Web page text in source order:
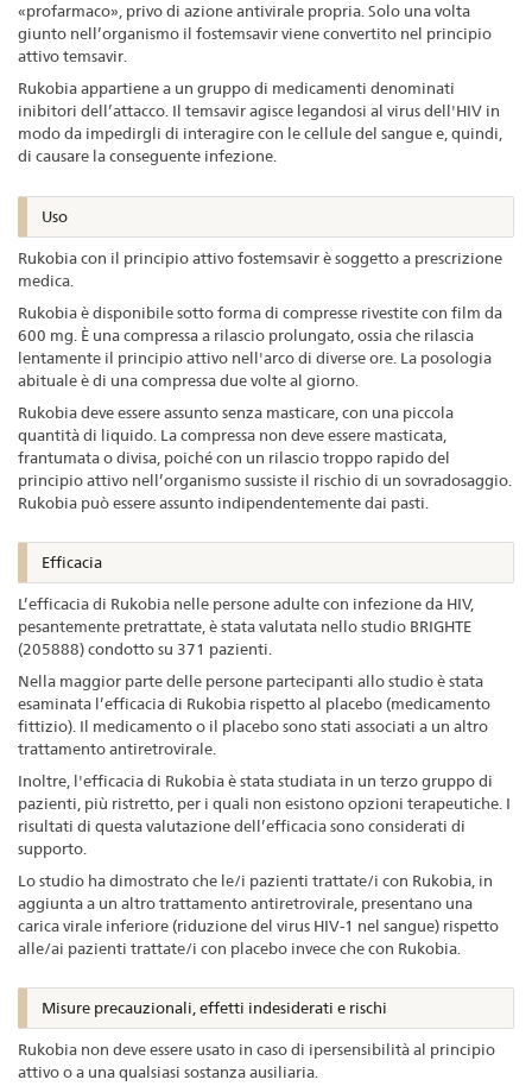
«profarmaco», privo di azione antivirale propria. Solo una volta
giunto nell’organismo il fostemsavir viene convertito nel principio
attivo temsavir.
Rukobia appartiene a un gruppo di medicamenti denominati
inibitori dell’attacco. Il temsavir agisce legandosi al virus dell'HIV in
modo da impedirgli di interagire con le cellule del sangue e, quindi,
di causare la conseguente infezione.
Uso
Rukobia con il principio attivo fostemsavir è soggetto a prescrizione
medica.
Rukobia è disponibile sotto forma di compresse rivestite con film da
600 mg. È una compressa a rilascio prolungato, ossia che rilascia
lentamente il principio attivo nell'arco di diverse ore. La posologia
abituale è di una compressa due volte al giorno.
Rukobia deve essere assunto senza masticare, con una piccola
quantità di liquido. La compressa non deve essere masticata,
frantumata o divisa, poiché con un rilascio troppo rapido del
principio attivo nell’organismo sussiste il rischio di un sovradosaggio.
Rukobia può essere assunto indipendentemente dai pasti.
Efficacia
L’efficacia di Rukobia nelle persone adulte con infezione da HIV,
pesantemente pretrattate, è stata valutata nello studio BRIGHTE
(205888) condotto su 371 pazienti.
Nella maggior parte delle persone partecipanti allo studio è stata
esaminata l’efficacia di Rukobia rispetto al placebo (medicamento
fittizio). Il medicamento o il placebo sono stati associati a un altro
trattamento antiretrovirale.
Inoltre, l'efficacia di Rukobia è stata studiata in un terzo gruppo di
pazienti, più ristretto, per i quali non esistono opzioni terapeutiche. I
risultati di questa valutazione dell’efficacia sono considerati di
supporto.
Lo studio ha dimostrato che le/i pazienti trattate/i con Rukobia, in
aggiunta a un altro trattamento antiretrovirale, presentano una
carica virale inferiore (riduzione del virus HIV-1 nel sangue) rispetto
alle/ai pazienti trattate/i con placebo invece che con Rukobia.
Misure precauzionali, effetti indesiderati e rischi
Rukobia non deve essere usato in caso di ipersensibilità al principio
attivo o a una qualsiasi sostanza ausiliaria.